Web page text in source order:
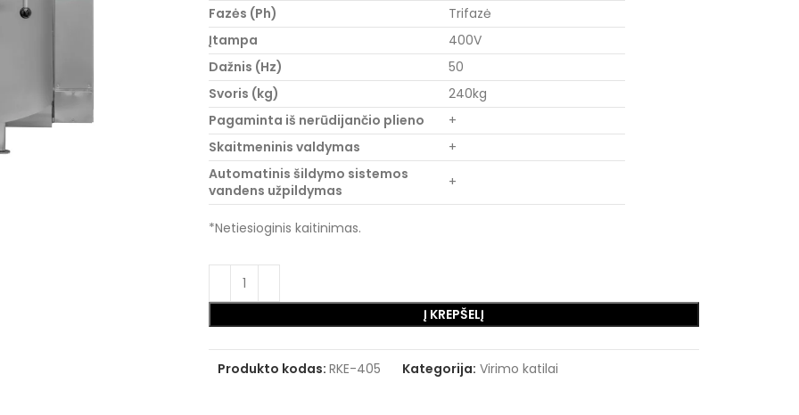
Fazės (Ph)
Trifazė
Įtampa
400V
Dažnis (Hz)
50
Svoris (kg)
240kg
Pagaminta iš nerūdijančio plieno
+
Skaitmeninis valdymas
+
Automatinis šildymo sistemos
vandens užpildymas
+
*Netiesioginis kaitinimas.
Į KREPŠELĮ
Produkto kodas: RKE-405 Kategorija: Virimo katilai